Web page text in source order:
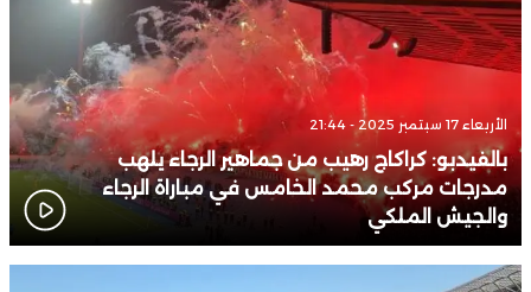
الأربعاء 17 سبتمبر 2025 - 21:44
بالفيدبو: كراكاج رهيب من جماهير الرجاء يلهب
مدرجات مركب محمد الخامس في مباراة الرجاء
والجيش الملكي